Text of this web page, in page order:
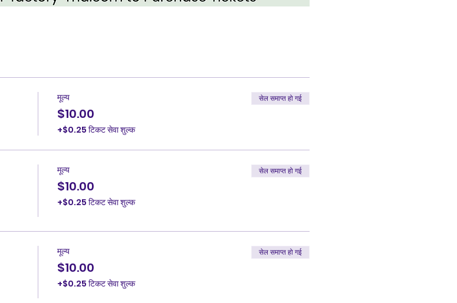
मूल्य
$10.00
+$0.25 टिकट सेवा शुल्क
सेल समाप्त हो गई
मूल्य
$10.00
+$0.25 टिकट सेवा शुल्क
सेल समाप्त हो गई
मूल्य
$10.00
+$0.25 टिकट सेवा शुल्क
सेल समाप्त हो गई